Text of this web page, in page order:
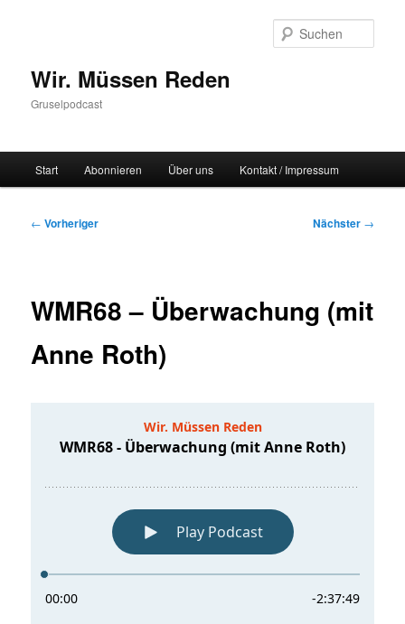
Wir. Müssen Reden
Gruselpodcast
Start Abonnieren Über uns Kontakt / Impressum
Beitragsnavigation
← Vorheriger Nächster →
WMR68 – Überwachung (mit
Anne Roth)